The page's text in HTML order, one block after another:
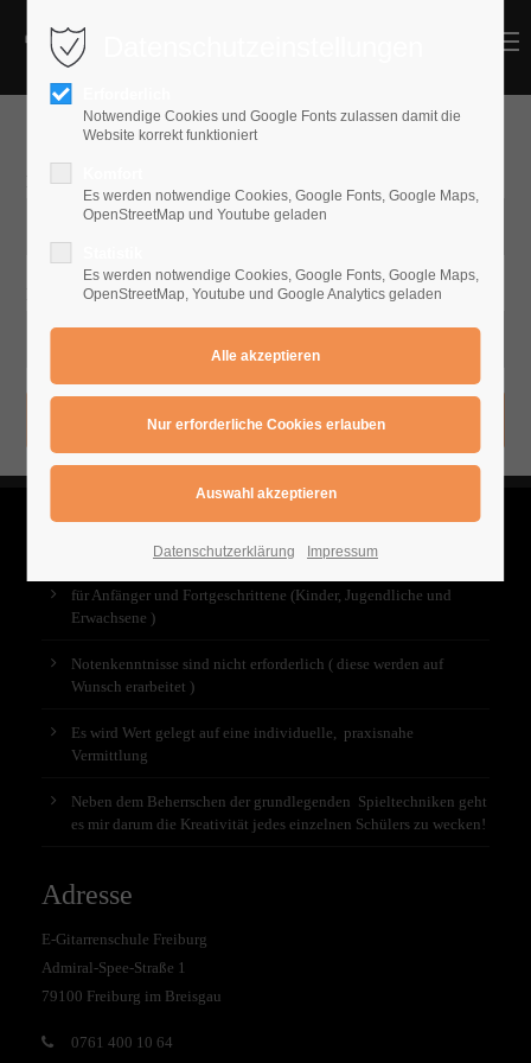
Schüler Login
Benutzername
Passwort
Anmelden
Unterricht
für Anfänger und Fortgeschrittene (Kinder, Jugendliche und
Erwachsene )
Notenkenntnisse sind nicht erforderlich ( diese werden auf
Wunsch erarbeitet )
Es wird Wert gelegt auf eine individuelle, praxisnahe
Vermittlung
Neben dem Beherrschen der grundlegenden Spieltechniken geht
es mir darum die Kreativität jedes einzelnen Schülers zu wecken!
Adresse
E-Gitarrenschule Freiburg
Admiral-Spee-Straße 1
79100 Freiburg im Breisgau
0761 400 10 64
Notwendige Cookies und Google Fonts zulassen damit die
Website korrekt funktioniert
Es werden notwendige Cookies, Google Fonts, Google Maps,
OpenStreetMap und Youtube geladen
Es werden notwendige Cookies, Google Fonts, Google Maps,
OpenStreetMap, Youtube und Google Analytics geladen
Datenschutzerklärung Impressum